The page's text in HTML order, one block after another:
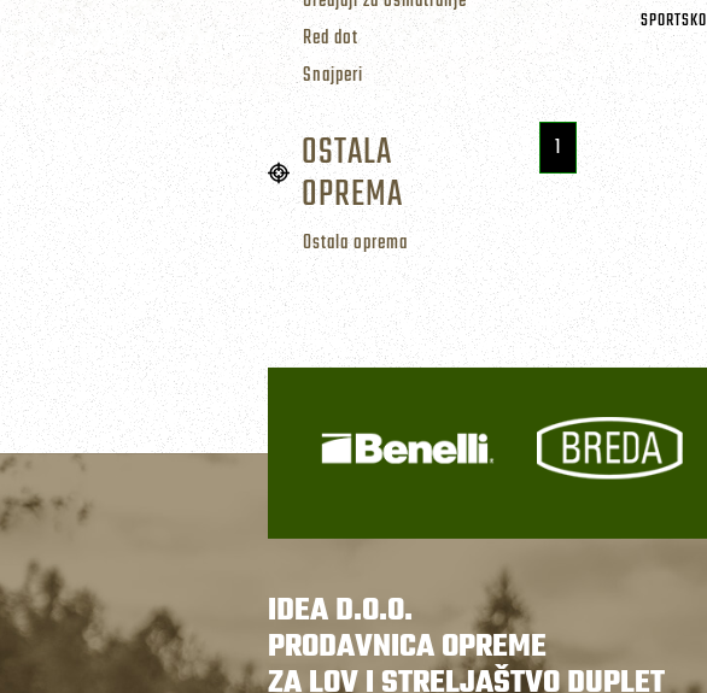
Red dot
Snajperi
OSTALA
OPREMA
Ostala oprema
SPORTSKO
1
IDEA D.O.O.
PRODAVNICA OPREME